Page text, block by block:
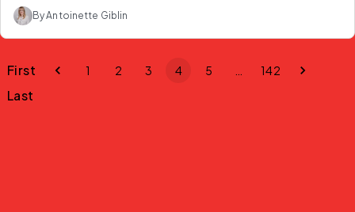
By Antoinette Giblin
First 1 2 3 4 5 142
Last